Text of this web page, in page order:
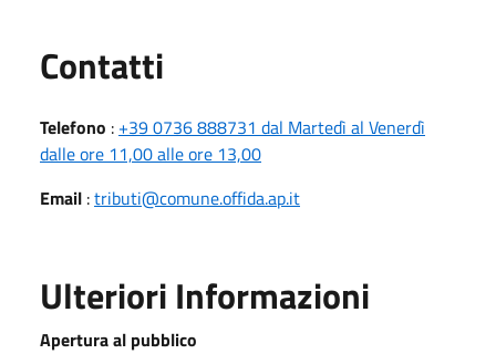
Contatti
Telefono : +39 0736 888731 dal Martedì al Venerdì
dalle ore 11,00 alle ore 13,00
Email :tributi@comune.offida.ap.it
Ulteriori Informazioni
Apertura al pubblico